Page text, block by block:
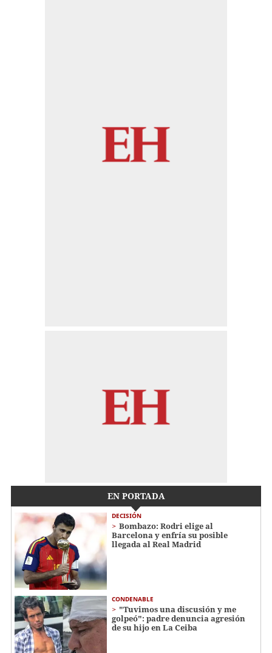
EN PORTADA
DECISIÓN
Bombazo: Rodri elige al
Barcelona y enfría su posible
llegada al Real Madrid
CONDENABLE
"Tuvimos una discusión y me
golpeó": padre denuncia agresión
de su hijo en La Ceiba